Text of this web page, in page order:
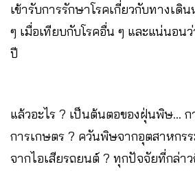
เข้ารับการรักษาโรคเกี่ยวกับทางเดิ
ๆ เมื่อเทียบกับโรคอื่น ๆ และแน่นอน
ปี
แล้วอะไร ? เป็นต้นตอของฝุ่นพิษ… ก
การเกษตร ? ควันพิษจากอุตสาหกร
จากไอเสียรถยนต์ ? ทุกปัจจัยที่กล่า